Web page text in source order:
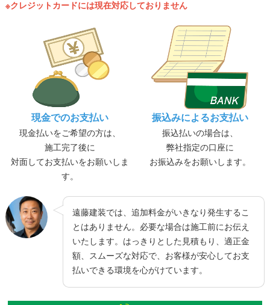
※クレジットカードには現在対応しておりません
現金でのお支払い
現金払いをご希望の方は、
施工完了後に
対面してお支払いをお願いしま
す。
振込みによるお支払い
振込払いの場合は、
弊社指定の口座に
お振込みをお願いします。
遠藤建装では、追加料金がいきなり発生するこ
とはありません。必要な場合は施工前にお伝え
いたします。はっきりとした見積もり、適正金
額、スムーズな対応で、お客様が安心してお支
払いできる環境を心がけています。